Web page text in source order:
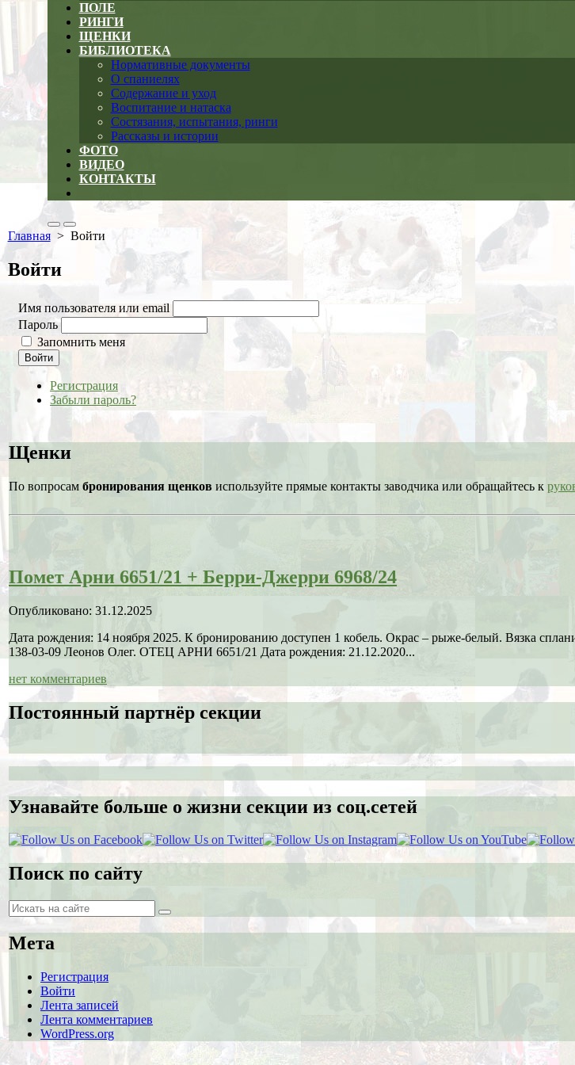
ПОЛЕ
РИНГИ
ЩЕНКИ
БИБЛИОТЕКА
Нормативные документы
О спаниелях
Содержание и уход
Воспитание и натаска
Состязания, испытания, ринги
Рассказы и истории
ФОТО
ВИДЕО
КОНТАКТЫ
menu
Search
Toggle
Меню
Главная> Войти
Войти
Имя пользователя или email
Пароль
Запомнить меня
Войти
Регистрация
Забыли пароль?
Щенки
По вопросам бронирования щенков используйте прямые контакты заводчика или обращайтесь к
Помет Арни 6651/21 + Берри-Джерри 6968/24
Опубликовано: 31.12.2025
Дата рождения: 14 ноября 2025. К бронированию доступен 1 кобель. Окрас – рыже-белый. Вязка
138-03-09 Леонов Олег. ОТЕЦ АРНИ 6651/21 Дата рождения: 21.12.2020...
нет комментариев
Постоянный партнёр секции
Узнавайте больше о жизни секции из соц.сетей
Поиск по сайту
Поиск
Поиск
Мета
Регистрация
Войти
Лента записей
Лента комментариев
WordPress.org